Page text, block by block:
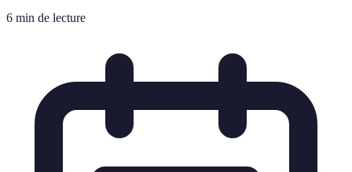
6 min de lecture